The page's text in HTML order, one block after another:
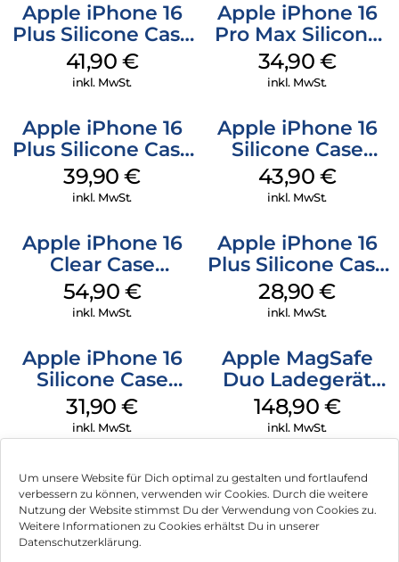
Um unsere Website für Dich optimal zu gestalten und fortlaufend
verbessern zu können, verwenden wir Cookies. Durch die weitere
Nutzung der Website stimmst Du der Verwendung von Cookies zu.
Weitere Informationen zu Cookies erhältst Du in unserer
Datenschutzerklärung.
Apple iPhone 16
Plus Silicone Case
MagSafe Stone
Gray
41,90 €
inkl. MwSt.
Apple iPhone 16
Pro Max Silicone
Case MagSafe
Denim
34,90 €
inkl. MwSt.
Apple iPhone 16
Plus Silicone Case
MagSafe Plum
39,90€
inkl. MwSt.
Apple iPhone 16
Silicone Case
MagSafe Plum
43,90 €
inkl. MwSt.
Apple iPhone 16
Clear Case
MagSafe
Transparent
54,90 €
inkl. MwSt.
Apple iPhone 16
Plus Silicone Case
MagSafe Black
28,90€
inkl. MwSt.
Apple iPhone 16
Silicone Case
MagSafe Fuchsia
31,90€
inkl. MwSt.
Apple MagSafe
Duo Ladegerät
Weiß
148,90 €
inkl. MwSt.
Impressum